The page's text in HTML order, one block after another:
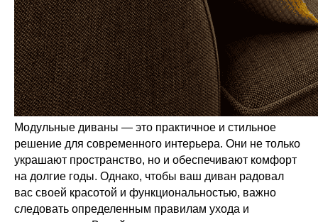
Модульные диваны — это практичное и стильное
решение для современного интерьера. Они не только
украшают пространство, но и обеспечивают комфорт
на долгие годы. Однако, чтобы ваш диван радовал
вас своей красотой и функциональностью, важно
следовать определенным правилам ухода и